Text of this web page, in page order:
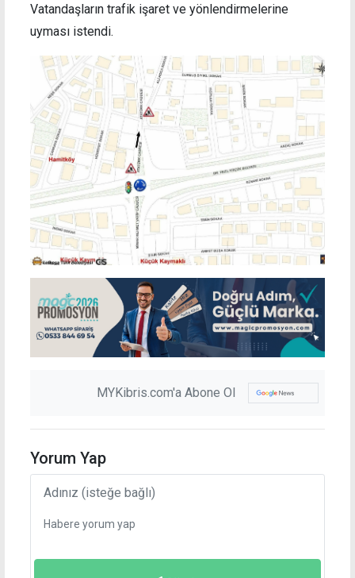
Vatandaşların trafik işaret ve yönlendirmelerine
uyması istendi.
MYKibris.com'a Abone Ol
Yorum Yap